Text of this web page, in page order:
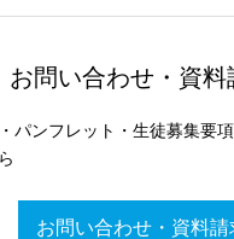
お問い合わせ・資料
パンフレット・生徒募集要
お問い合わせ・資料請